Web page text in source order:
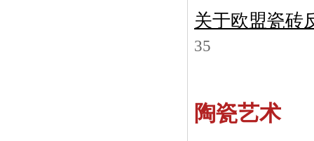
关于欧盟瓷砖
35
陶瓷艺术